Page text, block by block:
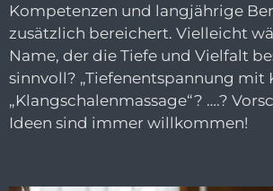
Kompetenzen und langjährige
zusätzlich bereichert. Vielleicht
Name, der die Tiefe und Vielfalt
sinnvoll? „Tiefenentspannung mit
„Klangschalenmassage“? ….?
Ideen sind immer willkommen!